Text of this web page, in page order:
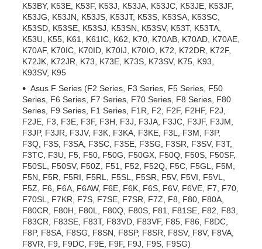
K53BY, K53E, K53F, K53J, K53JA, K53JC, K53JE, K53JF,
K53JG, K53JN, K53JS, K53JT, K53S, K53SA, K53SC,
K53SD, K53SE, K53SJ, K53SN, K53SV, K53T, K53TA,
K53U, K55, K61, K61IC, K62, K70, K70AB, K70AD, K70AE,
K70AF, K70IC, K70ID, K70IJ, K70IO, K72, K72DR, K72F,
K72JK, K72JR, K73, K73E, K73S, K73SV, K75, K93,
K93SV, K95
Asus F Series (F2 Series, F3 Series, F5 Series, F50
Series, F6 Series, F7 Series, F70 Series, F8 Series, F80
Series, F9 Series, F1 Series, F1R, F2, F2F, F2HF, F2J,
F2JE, F3, F3E, F3F, F3H, F3J, F3JA, F3JC, F3JF, F3JM,
F3JP, F3JR, F3JV, F3K, F3KA, F3KE, F3L, F3M, F3P,
F3Q, F3S, F3SA, F3SC, F3SE, F3SG, F3SR, F3SV, F3T,
F3TC, F3U, F5, F50, F50G, F50GX, F50Q, F50S, F50SF,
F50SL, F50SV, F50Z, F51, F52, F52Q, F5C, F5GL, F5M,
F5N, F5R, F5RI, F5RL, F5SL, F5SR, F5V, F5VI, F5VL,
F5Z, F6, F6A, F6AW, F6E, F6K, F6S, F6V, F6VE, F7, F70,
F70SL, F7KR, F7S, F7SE, F7SR, F7Z, F8, F80, F80A,
F80CR, F80H, F80L, F80Q, F80S, F81, F81SE, F82, F83,
F83CR, F83SE, F83T, F83VD, F83VF, F85, F86, F8DC,
F8P, F8SA, F8SG, F8SN, F8SP, F8SR, F8SV, F8V, F8VA,
F8VR, F9, F9DC, F9E, F9F, F9J, F9S, F9SG)